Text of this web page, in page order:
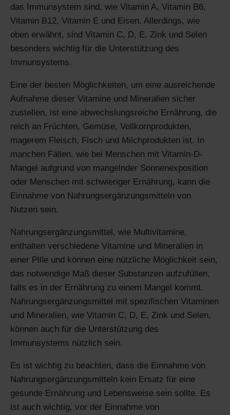
das Immunsystem sind, wie Vitamin A, Vitamin B6,
Vitamin B12, Vitamin E und Eisen. Allerdings, wie
oben erwähnt, sind Vitamin C, D, E, Zink und Selen
besonders wichtig für die Unterstützung des
Immunsystems.
Eine der besten Möglichkeiten, um eine ausreichende
Aufnahme dieser Vitamine und Mineralien sicher
zustellen, ist eine abwechslungsreiche Ernährung, die
reich an Früchten, Gemüse, Vollkornprodukten,
magerem Fleisch, Fisch und Milchprodukten ist. In
manchen Fällen, wie bei Menschen mit Vitamin-D-
Mangel aufgrund von mangelnder Sonnenexposition
oder Menschen mit schwieriger Ernährung, kann die
Einnahme von Nahrungsergänzungsmitteln von
Nutzen sein.
Nahrungsergänzungsmittel, wie Multivitamine,
enthalten verschiedene Vitamine und Mineralien in
einer Pille und können eine nützliche Möglichkeit sein,
das notwendige Maß dieser Substanzen aufzufüllen,
falls es in der Ernährung zu einem Mangel kommt.
Nahrungsergänzungsmittel mit spezifischen Vitaminen
und Mineralien, wie Vitamin C, D, E, Zink und Selen,
können auch für die Unterstützung des
Immunsystems nützlich sein.
Es ist wichtig zu beachten, dass die Einnahme von
Nahrungsergänzungsmitteln kein Ersatz für eine
gesunde Ernährung und Lebensweise sein sollte. Es
ist auch wichtig, vor der Einnahme von